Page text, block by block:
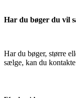
Har du bøger du vil
Har du bøger, større
sælge, kan du